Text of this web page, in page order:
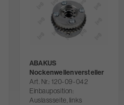
ABAKUS
Nockenwellenversteller
Art. Nr. 120-09-042
Einbauposition:
Auslassseite, links